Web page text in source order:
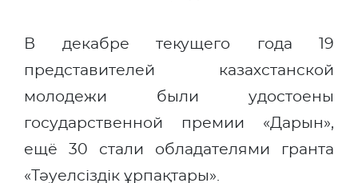
В декабре текущего года 19
представителей казахстанской
молодежи были удостоены
государственной премии «Дарын»,
ещё 30 стали обладателями гранта
«Тәуелсіздік ұрпақтары».